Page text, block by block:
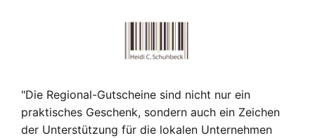
"Die Regional-Gutscheine sind nicht nur ein
praktisches Geschenk, sondern auch ein Zeichen
der Unterstützung für die lokalen Unternehmen